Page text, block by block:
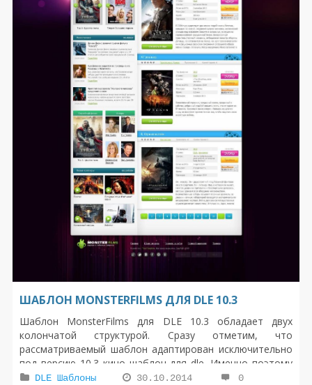
ШАБЛОН MONSTERFILMS ДЛЯ DLE 10.3
Шаблон MonsterFilms для DLE 10.3 обладает двух
колончатой структурой. Сразу отметим, что
рассматриваемый шаблон адаптирован исключительно
под версию 10.3 кино шаблон для dle. Именно поэтому
перед установкой мы рекомендуем Вам обновить
DLE Шаблоны 30.10.2014 0